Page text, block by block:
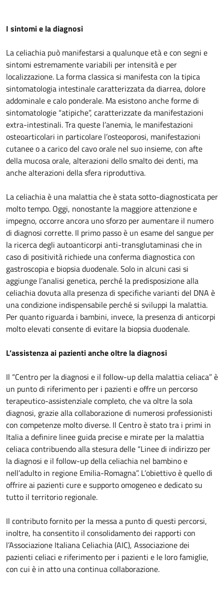
I sintomi e la diagnosi
La celiachia può manifestarsi a qualunque età e con segni e
sintomi estremamente variabili per intensità e per
localizzazione. La forma classica si manifesta con la tipica
sintomatologia intestinale caratterizzata da diarrea, dolore
addominale e calo ponderale. Ma esistono anche forme di
sintomatologie “atipiche”, caratterizzate da manifestazioni
extra-intestinali. Tra queste l’anemia, le manifestazioni
osteoarticolari in particolare l’osteoporosi, manifestazioni
cutanee o a carico del cavo orale nel suo insieme, con afte
della mucosa orale, alterazioni dello smalto dei denti, ma
anche alterazioni della sfera riproduttiva.
La celiachia è una malattia che è stata sotto-diagnosticata per
molto tempo. Oggi, nonostante la maggiore attenzione e
impegno, occorre ancora uno sforzo per aumentare il numero
di diagnosi corrette. Il primo passo è un esame del sangue per
la ricerca degli autoanticorpi anti-transglutaminasi che in
caso di positività richiede una conferma diagnostica con
gastroscopia e biopsia duodenale. Solo in alcuni casi si
aggiunge l’analisi genetica, perché la predisposizione alla
celiachia dovuta alla presenza di specifiche varianti del DNA è
una condizione indispensabile perché si sviluppi la malattia.
Per quanto riguarda i bambini, invece, la presenza di anticorpi
molto elevati consente di evitare la biopsia duodenale.
L’assistenza ai pazienti anche oltre la diagnosi
Il “Centro per la diagnosi e il follow-up della malattia celiaca” è
un punto di riferimento per i pazienti e offre un percorso
terapeutico-assistenziale completo, che va oltre la sola
diagnosi, grazie alla collaborazione di numerosi professionisti
con competenze molto diverse. Il Centro è stato tra i primi in
Italia a definire linee guida precise e mirate per la malattia
celiaca contribuendo alla stesura delle “Linee di indirizzo per
la diagnosi e il follow-up della celiachia nel bambino e
nell’adulto in regione Emilia-Romagna”. L’obiettivo è quello di
offrire ai pazienti cure e supporto omogeneo e dedicato su
tutto il territorio regionale.
Il contributo fornito per la messa a punto di questi percorsi,
inoltre, ha consentito il consolidamento dei rapporti con
l’Associazione Italiana Celiachia (AIC), Associazione dei
pazienti celiaci e riferimento per i pazienti e le loro famiglie,
con cui è in atto una continua collaborazione.